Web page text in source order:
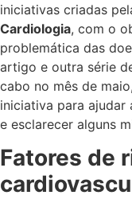
iniciativas criadas
Cardiologia, com o
problemática das
artigo e outra série
cabo no mês de
iniciativa para ajudar
e esclarecer alguns
Fatores de